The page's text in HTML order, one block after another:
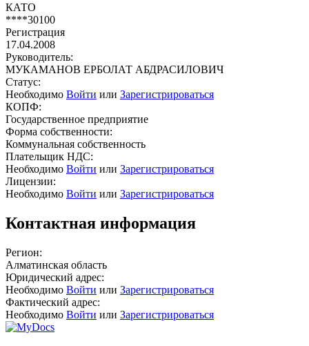
КАТО
****30100
Регистрация
17.04.2008
Руководитель:
МУКАМАНОВ ЕРБОЛАТ АБДРАСИЛОВИЧ
Статус:
Необходимо Войти или Зарегистрироваться
КОПФ:
Государственное предприятие
Форма собственности:
Коммунальная собственность
Плательщик НДС:
Необходимо Войти или Зарегистрироваться
Лицензии:
Необходимо Войти или Зарегистрироваться
Контактная информация
Регион:
Алматинская область
Юридический адрес:
Необходимо Войти или Зарегистрироваться
Фактический адрес:
Необходимо Войти или Зарегистрироваться